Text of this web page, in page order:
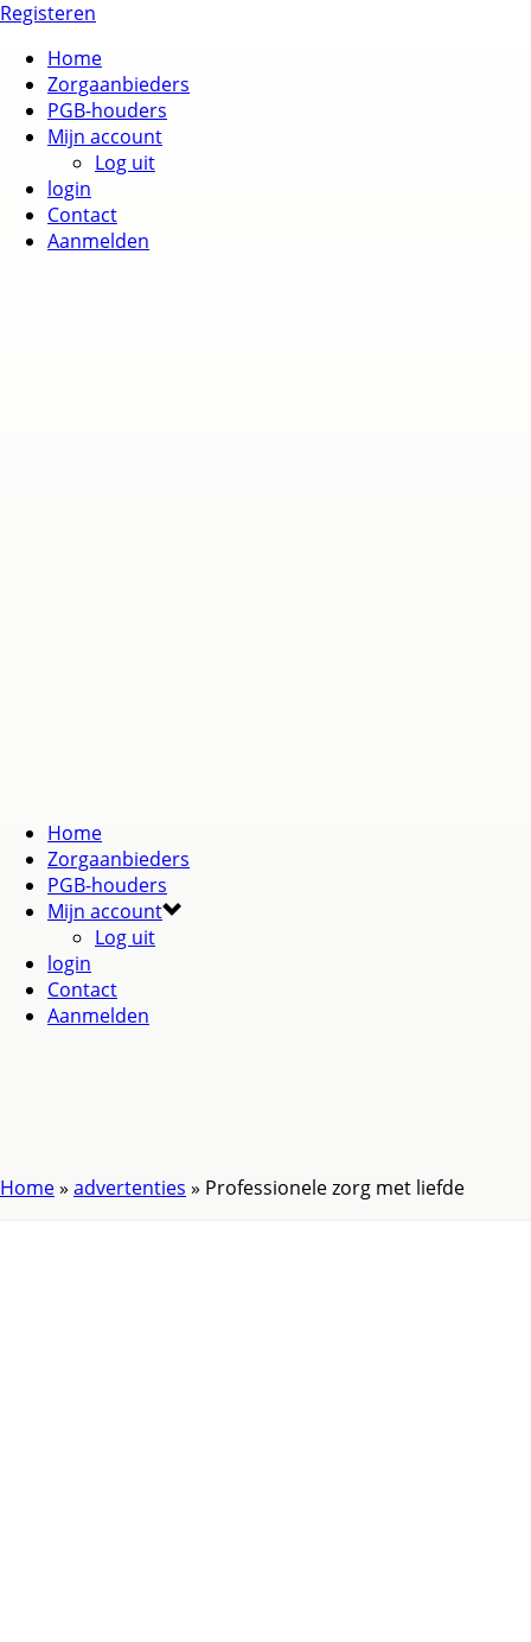
Registeren
Home
Zorgaanbieders
PGB-houders
Mijn account
Log uit
login
Contact
Aanmelden
Home
Zorgaanbieders
PGB-houders
Mijn account
Log uit
login
Contact
Aanmelden
Home» advertenties » Professionele zorg met liefde